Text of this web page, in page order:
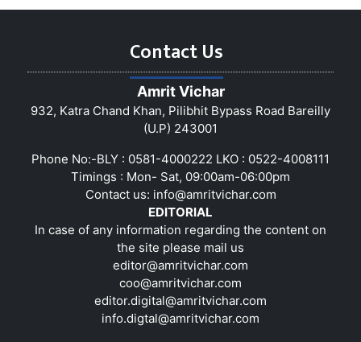
Contact Us
Amrit Vichar
932, Katra Chand Khan, Pilibhit Bypass Road Bareilly
(U.P) 243001
Phone No:-BLY : 0581-4000222 LKO : 0522-4008111
Timings : Mon- Sat, 09:00am-06:00pm
Contact us: info@amritvichar.com
EDITORIAL
In case of any information regarding the content on
the site please mail us
editor@amritvichar.com
coo@amritvichar.com
editor.digital@amritvichar.com
info.digtal@amritvichar.com